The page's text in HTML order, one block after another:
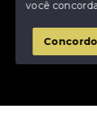
© Copyright
SITE PARA IMOBILIARIA
você